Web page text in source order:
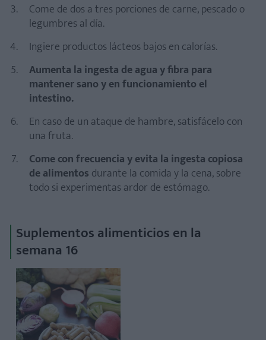
Come de dos a tres porciones de carne, pescado o
legumbres al día.
Ingiere productos lácteos bajos en calorías.
Aumenta la ingesta de agua y fibra para
mantener sano y en funcionamiento el
intestino.
En caso de un ataque de hambre, satisfácelo con
una fruta.
Come con frecuencia y evita la ingesta copiosa
de alimentos durante la comida y la cena, sobre
todo si experimentas ardor de estómago.
Suplementos alimenticios en la
semana 16